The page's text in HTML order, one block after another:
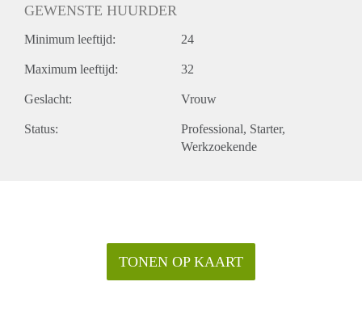
GEWENSTE HUURDER
Minimum leeftijd: 24
Maximum leeftijd: 32
Geslacht: Vrouw
Status: Professional Starter
Werkzoekende
TONEN OP KAART